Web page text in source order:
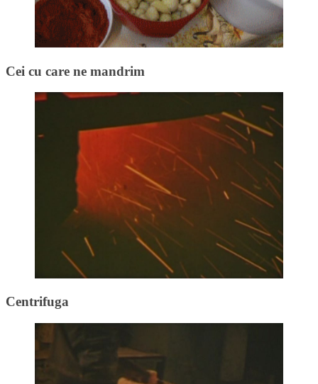
Cei cu care ne mandrim
Centrifuga